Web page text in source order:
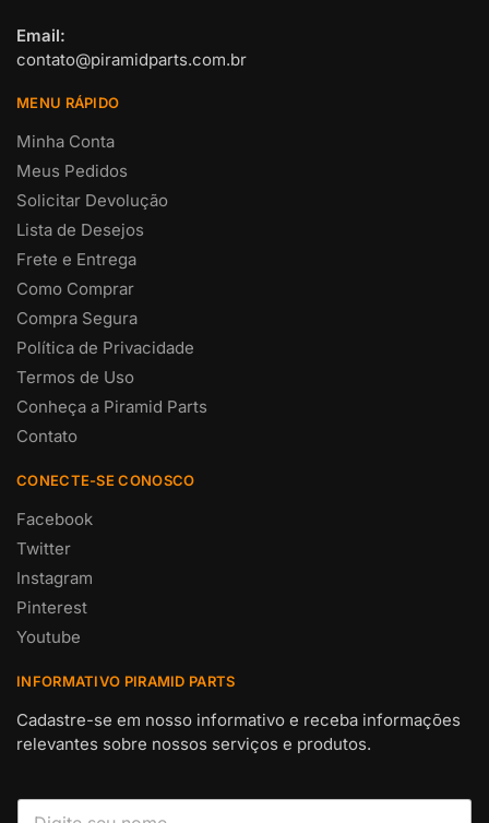
Email:
contato@piramidparts.com.br
MENU RÁPIDO
Minha Conta
Meus Pedidos
Solicitar Devolução
Lista de Desejos
Frete e Entrega
Como Comprar
Compra Segura
Política de Privacidade
Termos de Uso
Conheça a Piramid Parts
Contato
CONECTE-SE CONOSCO
Facebook
Twitter
Instagram
Pinterest
Youtube
INFORMATIVO PIRAMID PARTS
Cadastre-se em nosso informativo e receba informações
relevantes sobre nossos serviços e produtos.